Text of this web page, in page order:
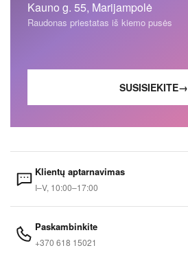
Kauno g. 55, Marijampolė
Raudonas priestatas iš kiemo pusės
SUSISIEKITE→
Klientų aptarnavimas
I–V, 10:00–17:00
Paskambinkite
+370 618 15021